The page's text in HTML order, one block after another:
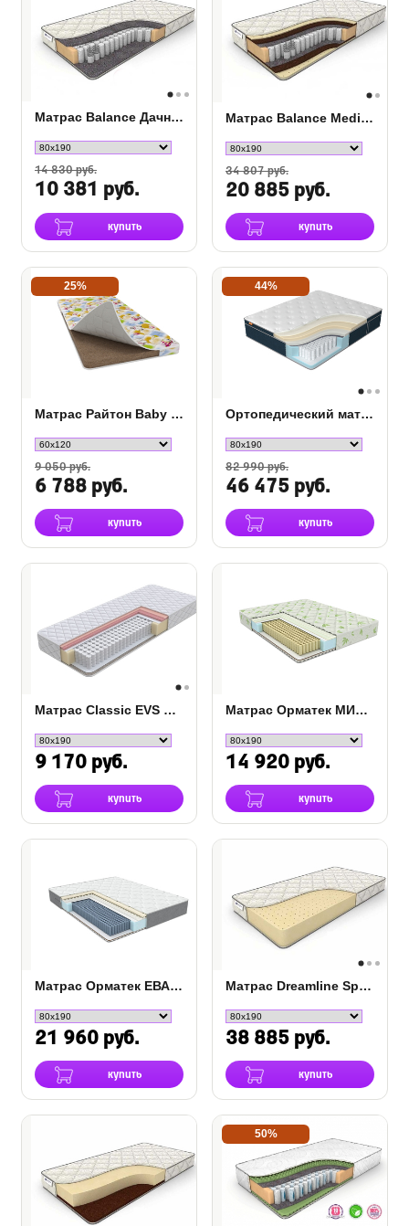
Матрас Balance Дачный TFK
14 830 руб.
10 381 руб.
купить
Матрас Balance Medium TFK
34 807 руб.
20 885 руб.
купить
25%
Матрас Райтон Baby Classic
9 050 руб.
6 788 руб.
купить
44%
Ортопедический матрас Orto Premium Memory
82 990 руб.
46 475 руб.
купить
Матрас Classic EVS Flat
9 170 руб.
купить
Матрас Орматек МИА Pro
14 920 руб.
купить
Матрас Орматек ЕВА Pro
21 960 руб.
купить
Матрас Dreamline Springless Soft
38 885 руб.
купить
50%